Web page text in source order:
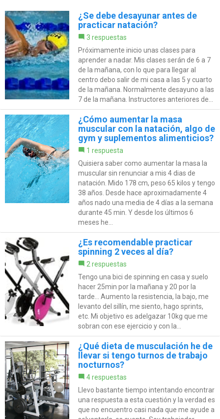
¿Se debe desayunar antes de
practicar natación?
3 respuestas
Próximamente inicio unas clases para
aprender a nadar. Mis clases serán de 6 a 7
de la mañana, con lo que para llegar al
centro debo salir de mi casa a las 5 y cuarto
de la mañana. Normalmente desayuno a las
7 de la mañana. Instructores anteriores de...
¿Cómo aumentar la masa
muscular con la natación, algo de
gym y suplementos alimenticios?
1 respuesta
Quisiera saber como aumentar la masa la
muscular sin renunciar a mis 4 dias de
natación. Mido 178 cm, peso 65 kilos y tengo
38 años. Desde hace aproximadamente 4
años nado una media de 4 días a la semana
durante 45 min. Y desde los últimos 6
meses he...
¿Es recomendable practicar
spinning 2 veces al día?
2 respuestas
Tengo una bici de spinning en casa y suelo
hacer 25min por la mañana y 20 por la
tarde... Aumento la resistencia, la bajo, me
levanto del sillín, me siento, hago sprints,
etc. Mi objetivo es adelgazar 10kg que me
sobran con ese ejercicio y con la...
¿Qué dieta de musculación he de
llevar si tengo turnos de trabajo
nocturnos?
4 respuestas
Llevo bastante tiempo intentando encontrar
una respuesta a esta cuestión y la verdad es
que no encuentro casi nada que me ayude a